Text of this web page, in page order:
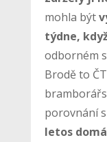
mohla být
týdne,
odborném
Brodě to
porovnání
letos